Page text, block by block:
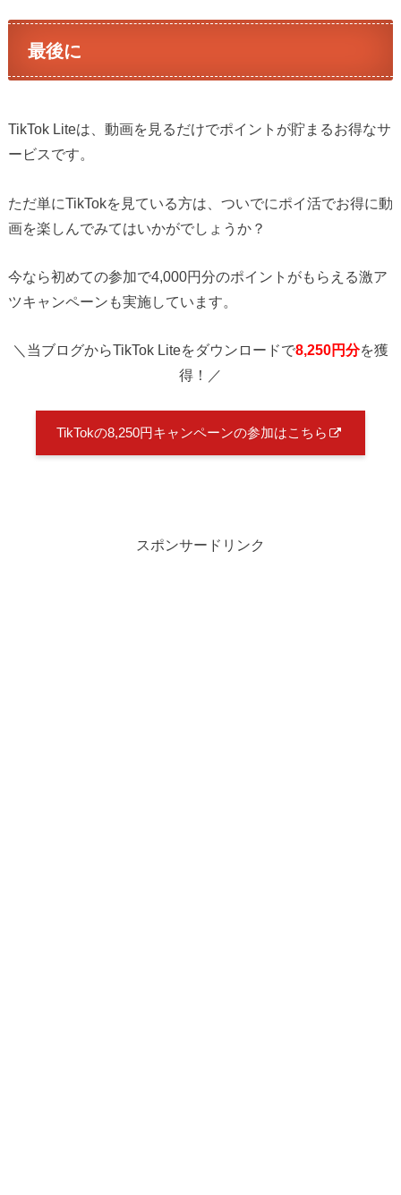
最後に
TikTok Liteは、動画を見るだけでポイントが貯まるお得なサ
ービスです。
ただ単にTikTokを見ている方は、ついでにポイ活でお得に動
画を楽しんでみてはいかがでしょうか？
今なら初めての参加で4,000円分のポイントがもらえる激ア
ツキャンペーンも実施しています。
＼当ブログからTikTok Liteをダウンロードで8,250円分を獲
得！／
TikTokの8,250円キャンペーンの参加はこちら
スポンサードリンク